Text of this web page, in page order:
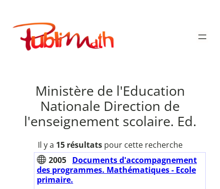
contenu
Publimath
Ministère de l'Education
Nationale Direction de
l'enseignement scolaire. Ed.
Il y a 15 résultatspour cette recherche
2005 Documents d'accompagnement
des programmes. Mathématiques - Ecole
primaire.